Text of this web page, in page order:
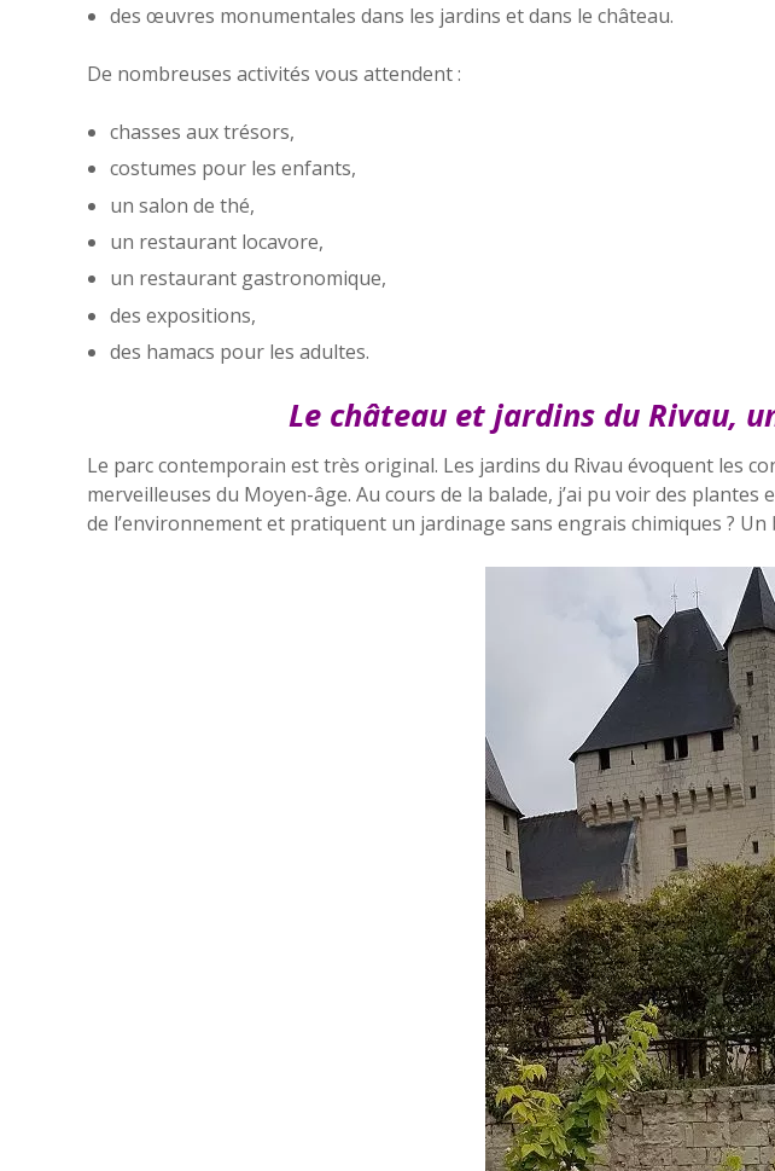
des œuvres monumentales dans les jardins et dans le château.
De nombreuses activités vous attendent :
chasses aux trésors,
costumes pour les enfants,
un salon de thé,
un restaurant locavore,
un restaurant gastronomique,
des expositions,
des hamacs pour les adultes.
Le château et jardins du Rivau,
Le parc contemporain est très original. Les jardins du Rivau évoquent les
merveilleuses du Moyen-âge. Au cours de la balade, j’ai pu voir des
de l’environnement et pratiquent un jardinage sans engrais chimiques ?